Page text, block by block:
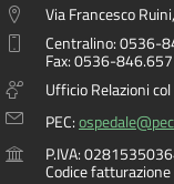
Via Francesco
Centralino: 0536-
Fax: 0536-846.657
Ufficio Relazioni
PEC:
P.IVA:
Codice